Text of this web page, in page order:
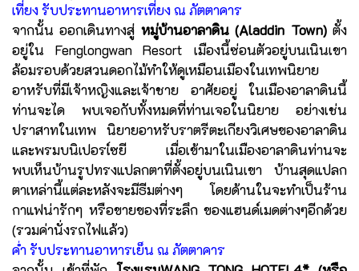
เที่ยง รับประทานอาหารเที่ยง ณ ภัตตาคาร
จากนั้น ออกเดินทางสู่ หมู่บ้านอาลาดิน (Aladdin Town)ตั้ง
อยู่ใน Fenglongwan Resort เมืองนี้ซ่อนตัวอยู่บนเนินเขา
ล้อมรอบด้วยสวนดอกไม้ทำให้ดูเหมือนเมืองในเทพนิยาย
อาหรับที่มีเจ้าหญิงและเจ้าชาย อาศัยอยู่ ในเมืองอาลาดินนี้
ท่านจะได พบเจอกับทั้งหมดที่ท่านเจอในนิยาย อย่างเช่น
ปราสาทในเทพ นิยายอาหรับราตรีตะเกียงวิเศษของอาลาดิน
และพรมบนิเปอรเ์ซยี เมื่อเข้ามาในเมืองอาลาดินท่านจะ
พบเห็นบ้านรูปทรงแปลกตาที่ตั้งอยู่บนเนินเขา บ้านสุดแปลก
ตาเหล่านี้แต่ละหลังจะมีธีมต่างๆ โดยด้านในจะทำเป็นร้าน
กาแฟน่ารักๆ หรือขายของที่ระลึก ของแฮนด์เมดต่างๆอีกด้วย
(รวมค่านั่งรถไฟแล้ว)
ค่ำ รับประทานอาหารเย็น ณ ภัตตาคาร